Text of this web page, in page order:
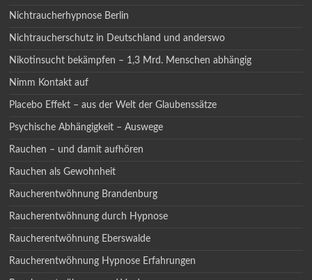
Nichtraucherhypnose Berlin
Nichtraucherschutz in Deutschland und anderswo
Nikotinsucht bekämpfen – 1,3 Mrd. Menschen abhängig
Nimm Kontakt auf
Placebo Effekt – aus der Welt der Glaubenssätze
Psychische Abhängigkeit – Auswege
Rauchen – und damit aufhören
Rauchen als Gewohnheit
Raucherentwöhnung Brandenburg
Raucherentwöhnung durch Hypnose
Raucherentwöhnung Eberswalde
Raucherentwöhnung Hypnose Erfahrungen